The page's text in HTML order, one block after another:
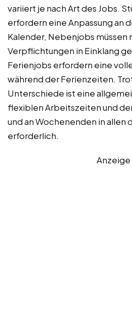
variiert je nach Art des Jobs.
erfordern eine Anpassung an
Kalender, Nebenjobs
Verpflichtungen in Einklang
Ferienjobs erfordern eine
während der Ferienzeiten.
Unterschiede ist eine
flexiblen Arbeitszeiten und
und an Wochenenden in allen
erforderlich.
Anzeige